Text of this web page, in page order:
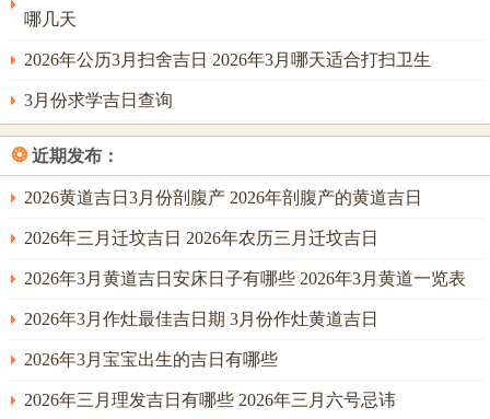
哪几天
2026年公历3月扫舍吉日 2026年3月哪天适合打扫卫生
3月份求学吉日查询
❂ 近期发布：
2026黄道吉日3月份剖腹产 2026年剖腹产的黄道吉日
2026年三月迁坟吉日 2026年农历三月迁坟吉日
2026年3月黄道吉日安床日子有哪些 2026年3月黄道一览表
2026年3月作灶最佳吉日期 3月份作灶黄道吉日
2026年3月宝宝出生的吉日有哪些
2026年三月理发吉日有哪些 2026年三月六号忌讳